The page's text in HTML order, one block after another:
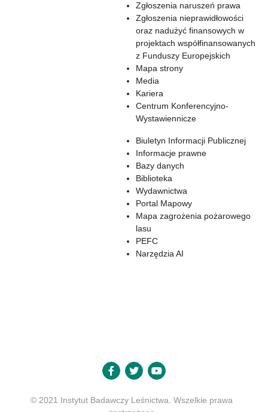
Zgłoszenia naruszeń prawa
Zgłoszenia nieprawidłowości
oraz nadużyć finansowych w
projektach współfinansowanych
z Funduszy Europejskich
Mapa strony
Media
Kariera
Centrum Konferencyjno-
Wystawiennicze
Biuletyn Informacji Publicznej
Informacje prawne
Bazy danych
Biblioteka
Wydawnictwa
Portal Mapowy
Mapa zagrożenia pożarowego
lasu
PEFC
Narzędzia AI
© 2021 Instytut Badawczy Leśnictwa. Wszelkie prawa